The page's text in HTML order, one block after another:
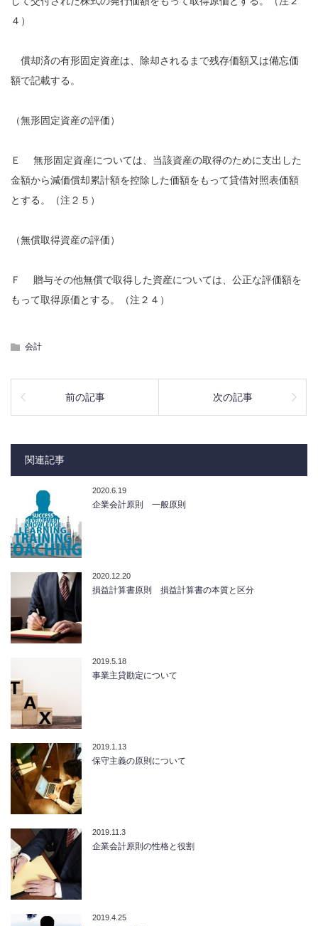
４）
償却済の有形固定資産は、除却されるまで残存価額又は備忘価
額で記載する。
（無形固定資産の評価）
Ｅ 無形固定資産については、当該資産の取得のために支出した
金額から減価償却累計額を控除した価額をもって貸借対照表価額
とする。（注２５）
（無償取得資産の評価）
Ｆ 贈与その他無償で取得した資産については、公正な評価額を
もって取得原価とする。（注２４）
会計
前の記事 次の記事
関連記事
2020.6.19
企業会計原則 一般原則
2020.12.20
損益計算書原則 損益計算書の本質と区分
2019.5.18
事業主貸勘定について
2019.1.13
保守主義の原則について
2019.11.3
企業会計原則の性格と役割
2019.4.25